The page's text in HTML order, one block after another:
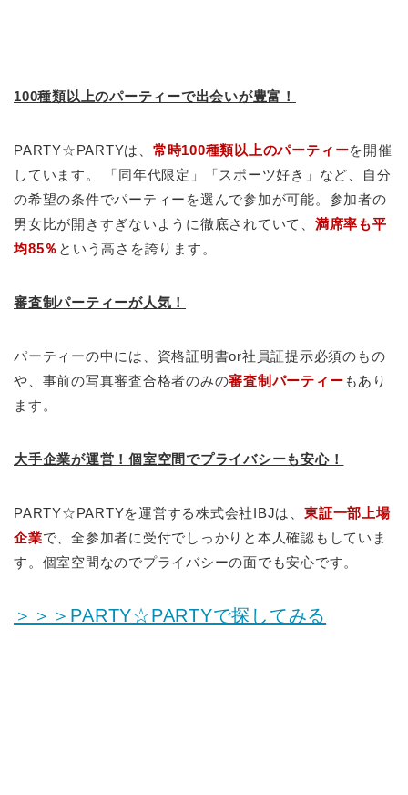
100種類以上のパーティーで出会いが豊富！
PARTY☆PARTYは、 常時100種類以上のパーティーを開催
しています。 「同年代限定」「スポーツ好き」など、自分
の希望の条件でパーティーを選んで参加が可能。参加者の
男女比が開きすぎないように徹底されていて、 満席率も平
均85％ という高さを誇ります。
審査制パーティーが人気！
パーティーの中には、資格証明書or社員証提示必須のもの
や、事前の写真審査合格者のみの審査制パーティー もあり
ます。
大手企業が運営！個室空間でプライバシーも安心！
PARTY☆PARTYを運営する株式会社IBJは、 東証一部上場
企業で、全参加者に受付でしっかりと本人確認もしていま
す。個室空間なのでプライバシーの面でも安心です。
＞＞＞PARTY☆PARTYで探してみる